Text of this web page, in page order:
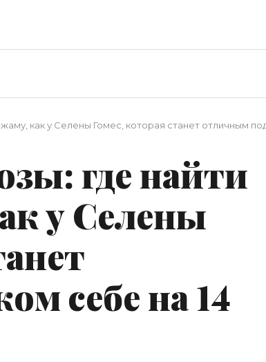
как у Селены Гомес, которая станет отличным
где найти
у Селены
себе на 14